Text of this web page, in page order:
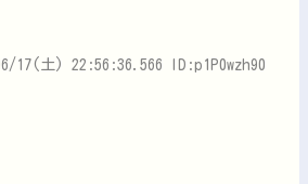
17(土) 22:56:36.566 ID:p1P0wzh90